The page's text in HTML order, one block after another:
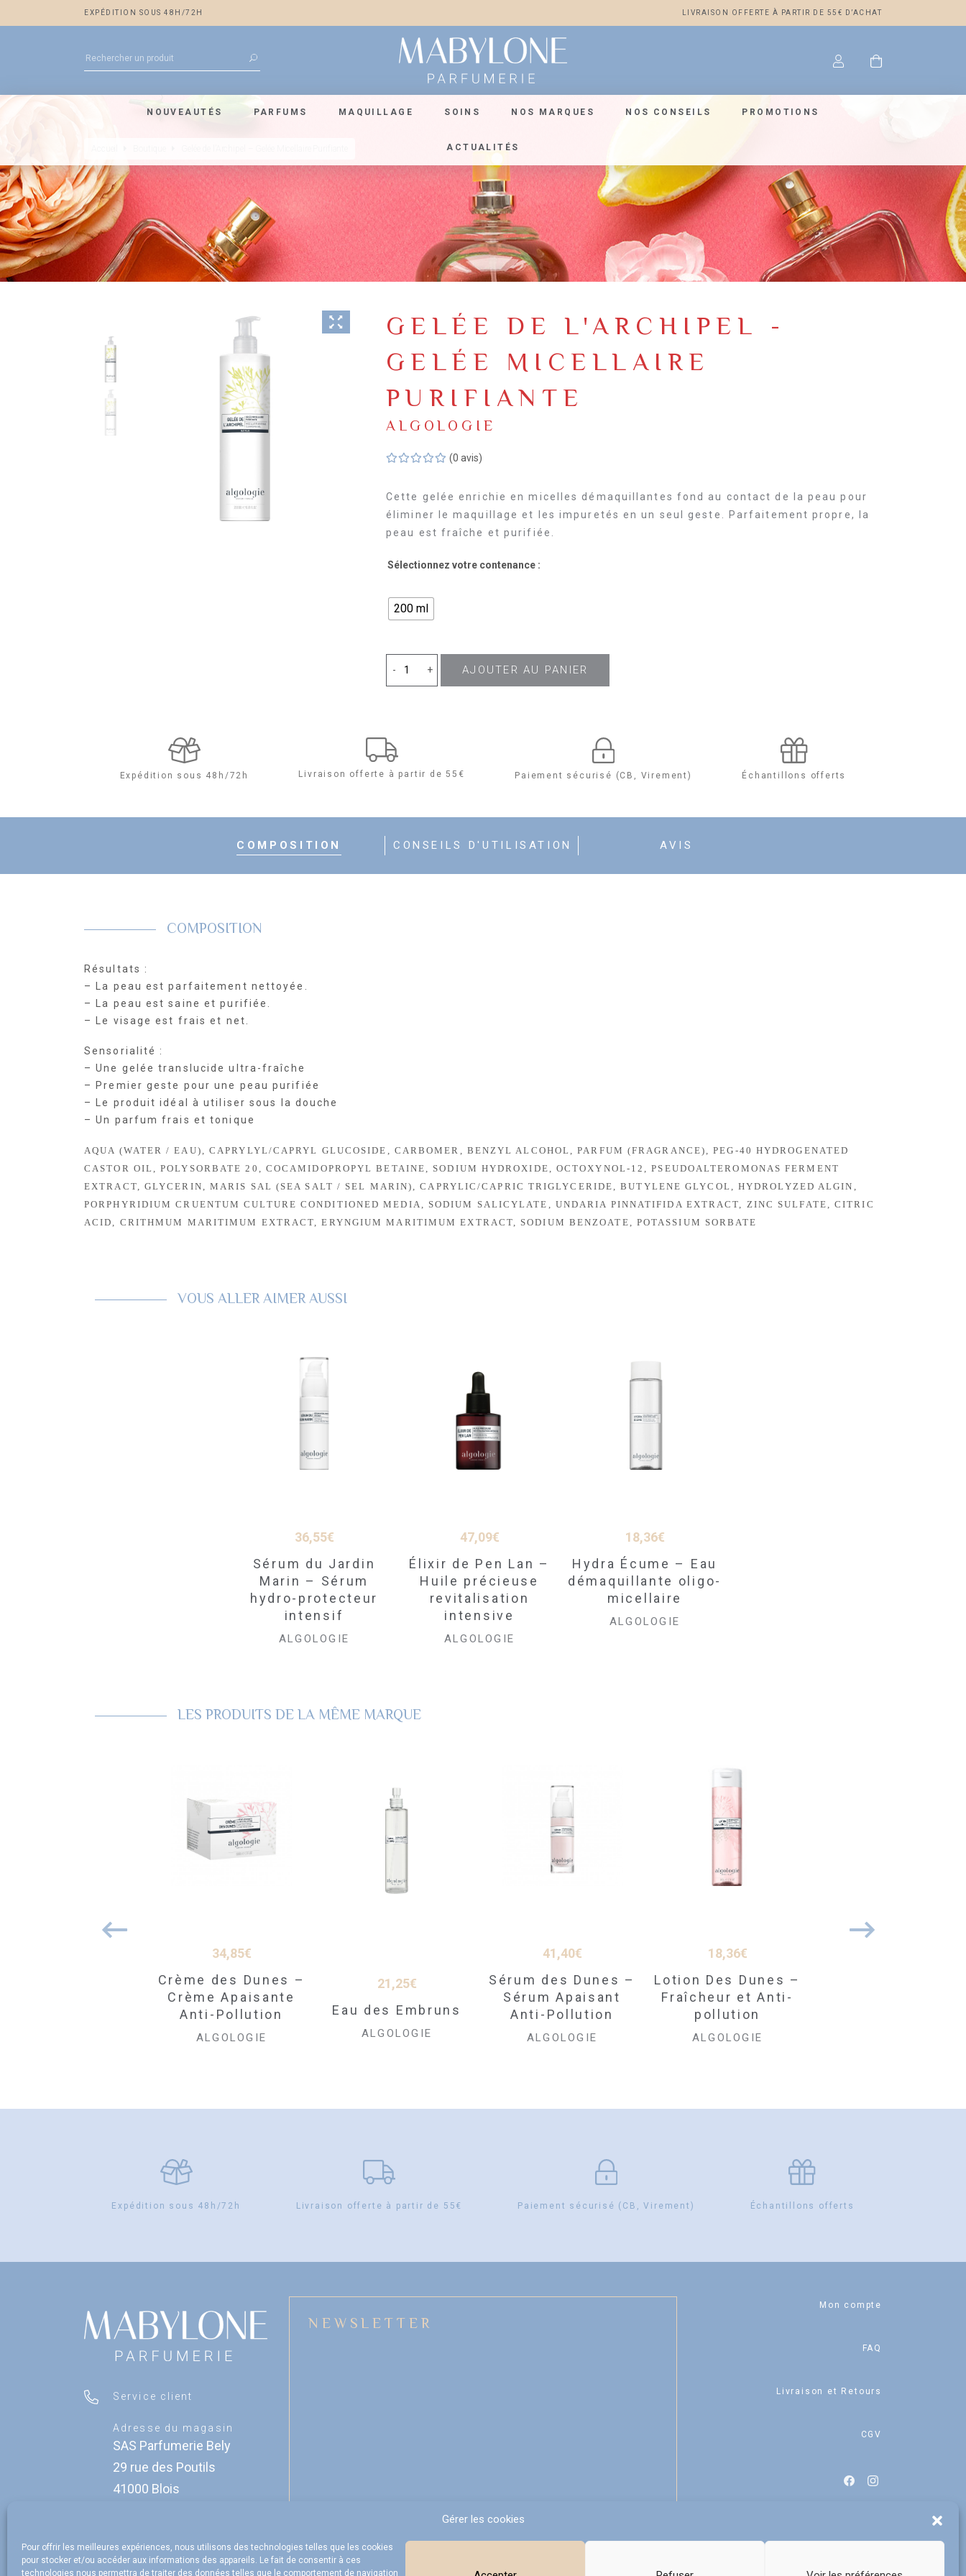
Gérer les cookies
Pour offrir les meilleures expériences, nous utilisons des technologies telles que les cookies
pour stocker et/ou accéder aux informations des appareils. Le fait de consentir à ces
technologies nous permettra de traiter des données telles que le comportement de navigation
EXPÉDITION SOUS 48H/72H LIVRAISON OFFERTE À PARTIR DE 55€ D’ACHAT
NOUVEAUTÉS PARFUMS MAQUILLAGE SOINS NOS MARQUES NOS CONSEILS PROMOTIONS
ACTUALITÉS
GELÉE DE L'ARCHIPEL -
GELÉE MICELLAIRE
PURIFIANTE
ALGOLOGIE
(0 avis)
Cette gelée enrichie en micelles démaquillantes fond au contact de la peau pour
éliminer le maquillage et les impuretés en un seul geste. Parfaitement propre, la
peau est fraîche et purifiée.
Sélectionnez votre contenance :
200 ml
+
- quantité
-
Gelée
AJOUTER AU PANIER
Expédition sous 48h/72h Livraison offerte à partir de 55€ Paiement sécurisé (CB, Virement) Échantillons offerts
COMPOSITION CONSEILS D'UTILISATION AVIS
COMPOSITION
Résultats :
– La peau est parfaitement nettoyée.
– La peau est saine et purifiée.
– Le visage est frais et net.
Sensorialité :
– Une gelée translucide ultra-fraîche
– Premier geste pour une peau purifiée
– Le produit idéal à utiliser sous la douche
– Un parfum frais et tonique
AQUA (WATER / EAU), CAPRYLYL/CAPRYL GLUCOSIDE, CARBOMER, BENZYL ALCOHOL, PARFUM (FRAGRANCE), PEG-40 HYDROGENATED
CASTOR OIL, POLYSORBATE 20, COCAMIDOPROPYL BETAINE, SODIUM HYDROXIDE, OCTOXYNOL-12, PSEUDOALTEROMONAS FERMENT
EXTRACT, GLYCERIN, MARIS SAL (SEA SALT / SEL MARIN), CAPRYLIC/CAPRIC TRIGLYCERIDE, BUTYLENE GLYCOL, HYDROLYZED ALGIN,
PORPHYRIDIUM CRUENTUM CULTURE CONDITIONED MEDIA, SODIUM SALICYLATE, UNDARIA PINNATIFIDA EXTRACT, ZINC SULFATE, CITRIC
ACID, CRITHMUM MARITIMUM EXTRACT, ERYNGIUM MARITIMUM EXTRACT, SODIUM BENZOATE, POTASSIUM SORBATE
VOUS ALLER AIMER AUSSI
36,55€
Sérum du Jardin
Marin – Sérum
hydro-protecteur
intensif
ALGOLOGIE
47,09€
Élixir de Pen Lan –
Huile précieuse
revitalisation
intensive
ALGOLOGIE
18,36€
Hydra Écume – Eau
démaquillante oligo-
micellaire
ALGOLOGIE
LES PRODUITS DE LA MÊME MARQUE
34,85€
Crème des Dunes –
Crème Apaisante
Anti-Pollution
ALGOLOGIE
21,25€
Eau des Embruns
ALGOLOGIE
41,40€
Sérum des Dunes –
Sérum Apaisant
Anti-Pollution
ALGOLOGIE
18,36€
Lotion Des Dunes –
Fraîcheur et Anti-
pollution
ALGOLOGIE
Expédition sous 48h/72h Livraison offerte à partir de 55€ Paiement sécurisé (CB, Virement) Échantillons offerts
Service client
Adresse du magasin
SAS Parfumerie Bely
29 rue des Poutils
41000 Blois
NEWSLETTER
Mon compte
FAQ
Livraison et Retours
CGV